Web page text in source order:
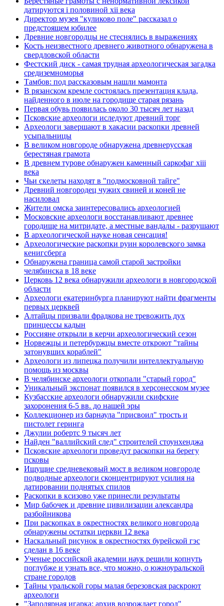
датируются i половиной xii века
Директор музея "куликово поле" рассказал о
предстоящем юбилее
Древние новгородцы не стеснялись в выражениях
Кость неизвестного древнего животного обнаружена в
свердловской области
Фестский диск - самая трудная археологическая загадка
средиземноморья
Тамбов: под рассказовым нашли мамонта
В рязанском кремле состоялась презентация клада,
найденного в июле на городище старая рязань
Первая обувь появилась около 30 тысяч лет назад
Псковские археологи иследуют древний торг
Археологи завершают в хакасии раскопки древней
усыпальницы
В великом новгороде обнаружена древнерусская
берестяная грамота
В древнем турове обнаружен каменный саркофаг xiii
века
Чьи скелеты находят в "подмосковной тайге"
Древний новгородец чужих свиней и коней не
насиловал
Жители омска заинтересовались археологией
Московские археологи восстанавливают древнее
городище на митридате, а местные вандалы - разрушают
В археологической науке новая сенсация!
Археологические раскопки руин королевского замка
кенигсберга
Обнаружена граница самой старой застройки
челябинска в 18 веке
Церковь 12 века обнаружили археологи в новгородской
области
Археологи екатеринбурга планируют найти фрагменты
первых церквей
Алтайцы призвали фрадкова не тревожить дух
принцессы кадын
Россияне открыли в керчи археологический сезон
Норвежцы и петербуржцы вместе откроют "тайны
затонувших кораблей"
Археологи из липецка получили интеллектуальную
помощь из москвы
В челябинске археологи откопали "старый город"
Уникальный экспонат появился в херсонесском музее
Кузбасские археологи обнаружили скифские
захоронения 6-5 вв. до нашей эры
Коллекционер из барнаула "присвоил" трость и
пистолет геринга
Джулии робертс 9 тысяч лет
Найден "валлийский след" строителей стоунхенджа
Псковские археологи проведут раскопки на берегу
псковы
Ищущие средневековый мост в великом новгороде
подводные археологи сконцентрируют усилия на
датировании поднятых спилов
Раскопки в ксизово уже принесли результаты
Мир бабочек и древние цивилизации александра
разбойникова
При раскопках в окрестностях великого новгорода
обнаружены остатки церкви 12 века
Наскальный рисунок в окрестностях бурейской гэс
сделан в 16 веке
Ученые российской академии наук решили копнуть
поглубже и узнать все, что можно, о южноуральской
стране городов
Тайны уральской горы малая березовская раскроют
археологи
"Заполярная игарка: архив возрождает город"